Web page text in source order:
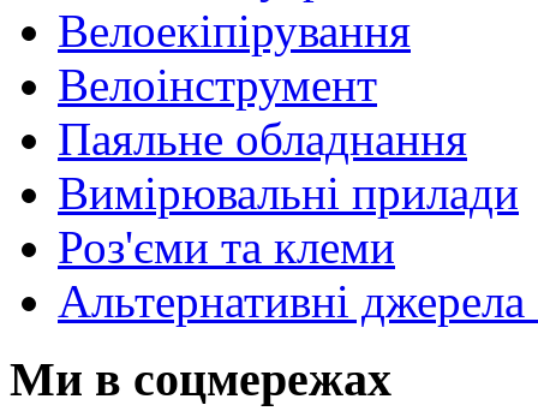
Велоекіпірування
Велоінструмент
Паяльне обладнання
Вимірювальні прилади
Роз'єми та клеми
Альтернативні джерела
Ми в соцмережах